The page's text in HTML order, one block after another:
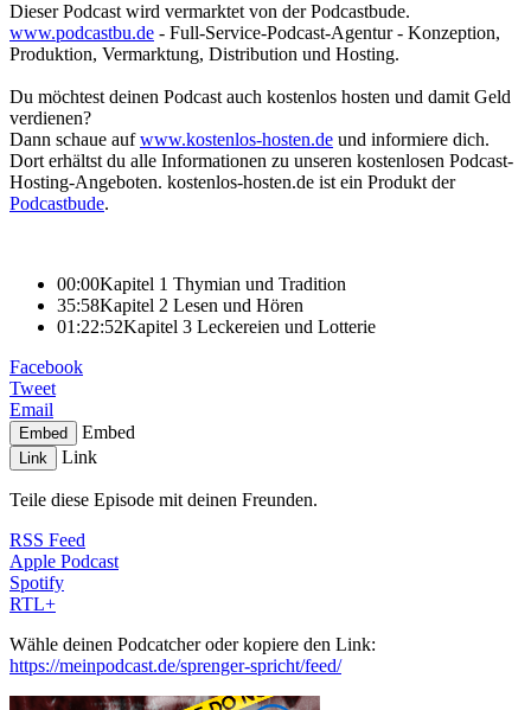
Dieser Podcast wird vermarktet von der Podcastbude.
www.podcastbu.de - Full-Service-Podcast-Agentur - Konzeption,
Produktion, Vermarktung, Distribution und Hosting.
Du möchtest deinen Podcast auch kostenlos hosten und damit Geld
verdienen?
Dann schaue aufwww.kostenlos-hosten.de und informiere dich.
Dort erhältst du alle Informationen zu unseren kostenlosen Podcast-
Hosting-Angeboten. kostenlos-hosten.de ist ein Produkt der
Podcastbude.
00:00Kapitel 1 Thymian und Tradition
35:58Kapitel 2 Lesen und Hören
01:22:52Kapitel 3 Leckereien und Lotterie
Facebook
Tweet
Email
Embed Embed
Link Link
Teile diese Episode mit deinen Freunden.
RSS Feed
Apple Podcast
Spotify
RTL+
Wähle deinen Podcatcher oder kopiere den Link:
https://meinpodcast.de/sprenger-spricht/feed/